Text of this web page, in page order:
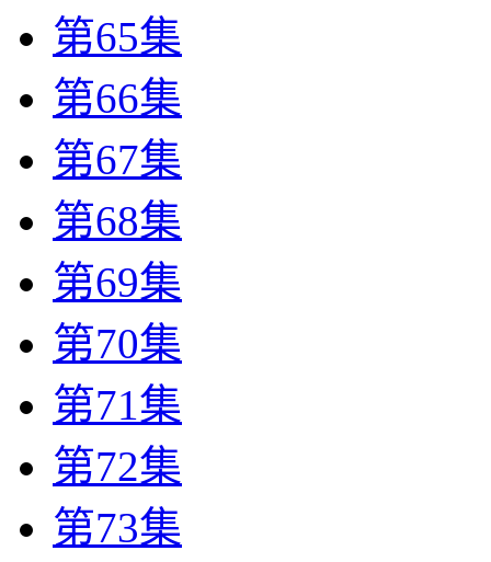
第65集
第66集
第67集
第68集
第69集
第70集
第71集
第72集
第73集